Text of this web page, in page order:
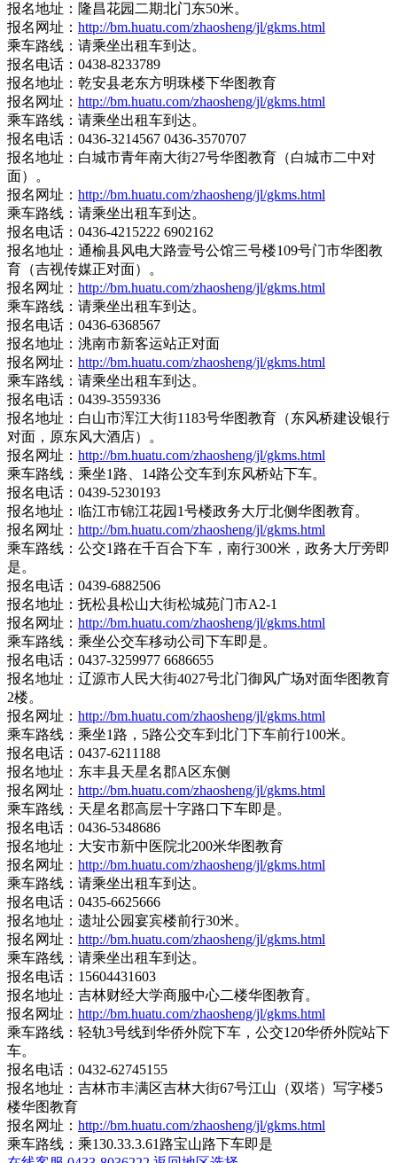
报名地址：隆昌花园二期北门东50米。
报名网址： http://bm.huatu.com/zhaosheng/jl/gkms.html
乘车路线：请乘坐出租车到达。
报名电话：0438-8233789
报名地址：乾安县老东方明珠楼下华图教育
报名网址： http://bm.huatu.com/zhaosheng/jl/gkms.html
乘车路线：请乘坐出租车到达。
报名电话：0436-3214567 0436-3570707
报名地址：白城市青年南大街27号华图教育（白城市二中对
面）。
报名网址： http://bm.huatu.com/zhaosheng/jl/gkms.html
乘车路线：请乘坐出租车到达。
报名电话：0436-4215222 6902162
报名地址：通榆县风电大路壹号公馆三号楼109号门市华图教
育（吉视传媒正对面）。
报名网址： http://bm.huatu.com/zhaosheng/jl/gkms.html
乘车路线：请乘坐出租车到达。
报名电话：0436-6368567
报名地址：洮南市新客运站正对面
报名网址： http://bm.huatu.com/zhaosheng/jl/gkms.html
乘车路线：请乘坐出租车到达。
报名电话：0439-3559336
报名地址：白山市浑江大街1183号华图教育（东风桥建设银行
对面，原东风大酒店）。
报名网址： http://bm.huatu.com/zhaosheng/jl/gkms.html
乘车路线：乘坐1路、14路公交车到东风桥站下车。
报名电话：0439-5230193
报名地址：临江市锦江花园1号楼政务大厅北侧华图教育。
报名网址： http://bm.huatu.com/zhaosheng/jl/gkms.html
乘车路线：公交1路在千百合下车，南行300米，政务大厅旁即
是。
报名电话：0439-6882506
报名地址：抚松县松山大街松城苑门市A2-1
报名网址： http://bm.huatu.com/zhaosheng/jl/gkms.html
乘车路线：乘坐公交车移动公司下车即是。
报名电话：0437-3259977 6686655
报名地址：辽源市人民大街4027号北门御风广场对面华图教育
2楼。
报名网址： http://bm.huatu.com/zhaosheng/jl/gkms.html
乘车路线：乘坐1路，5路公交车到北门下车前行100米。
报名电话：0437-6211188
报名地址：东丰县天星名郡A区东侧
报名网址： http://bm.huatu.com/zhaosheng/jl/gkms.html
乘车路线：天星名郡高层十字路口下车即是。
报名电话：0436-5348686
报名地址：大安市新中医院北200米华图教育
报名网址： http://bm.huatu.com/zhaosheng/jl/gkms.html
乘车路线：请乘坐出租车到达。
报名电话：0435-6625666
报名地址：遗址公园宴宾楼前行30米。
报名网址： http://bm.huatu.com/zhaosheng/jl/gkms.html
乘车路线：请乘坐出租车到达。
报名电话：15604431603
报名地址：吉林财经大学商服中心二楼华图教育。
报名网址： http://bm.huatu.com/zhaosheng/jl/gkms.html
乘车路线：轻轨3号线到华侨外院下车，公交120华侨外院站下
车。
报名电话：0432-62745155
报名地址：吉林市丰满区吉林大街67号江山（双塔）写字楼5
楼华图教育
报名网址： http://bm.huatu.com/zhaosheng/jl/gkms.html
乘车路线：乘130.33.3.61路宝山路下车即是